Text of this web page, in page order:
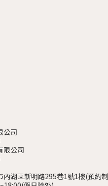
公司
限公司
內湖區新明路295巷1號1樓(預約